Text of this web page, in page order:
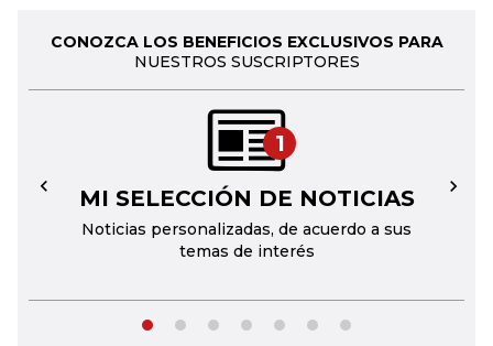
CONOZCA LOS BENEFICIOS EXCLUSIVOS PARA
NUESTROS SUSCRIPTORES
1
MI SELECCIÓN DE NOTICIAS
Noticias personalizadas, de acuerdo a sus
temas de interés
← →